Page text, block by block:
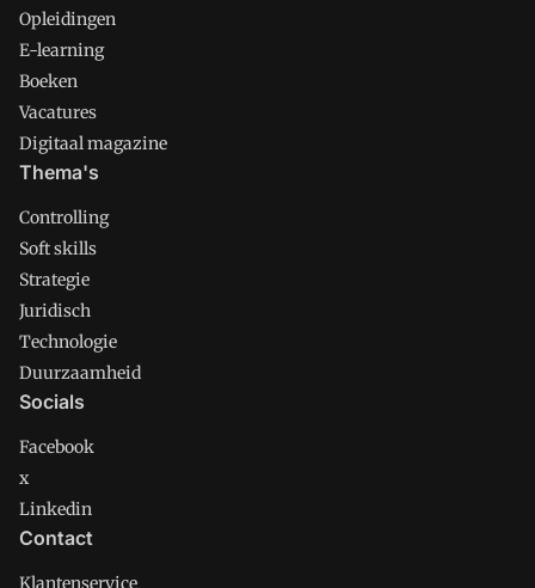
Opleidingen
E-learning
Boeken
Vacatures
Digitaal magazine
Thema's
Controlling
Soft skills
Strategie
Juridisch
Technologie
Duurzaamheid
Socials
Facebook
x
Linkedin
Contact
Klantenservice